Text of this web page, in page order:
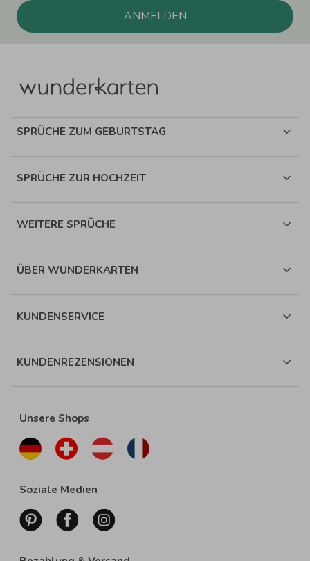
ANMELDEN
SPRÜCHE ZUM GEBURTSTAG
SPRÜCHE ZUR HOCHZEIT
WEITERE SPRÜCHE
ÜBER WUNDERKARTEN
KUNDENSERVICE
KUNDENREZENSIONEN
Unsere Shops
Soziale Medien